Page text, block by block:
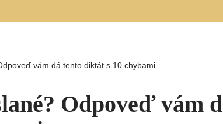
vám dá tento diktát s 10 chybami
Odpoveď vám